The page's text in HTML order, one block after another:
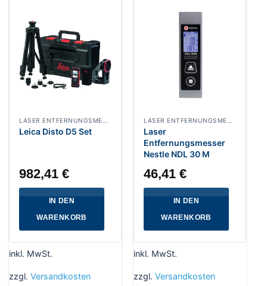
Leica Disto D5 Set
982,41€
IN DEN
WARENKORB
inkl. MwSt.
zzgl. Versandkosten
Laser
Entfernungsmesser
Nestle NDL 30 M
46,41€
IN DEN
WARENKORB
inkl. MwSt.
zzgl. Versandkosten